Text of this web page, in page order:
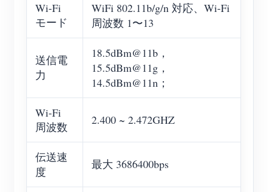
Wi-Fi
モード
WiFi 802.11b/g/n 対応、Wi-Fi
周波数 1〜13
送信電
力
18.5dBm@11b，
15.5dBm@11g，
14.5dBm@11n；
Wi-Fi
周波数
2.400 ~ 2.472GHZ
伝送速
度
最大 3686400bps